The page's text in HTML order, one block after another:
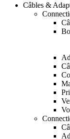
Câbles &